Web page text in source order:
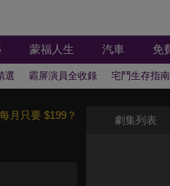
蒙福人生 汽車 免
選 霸屏演員全收錄 宅鬥生存指南
月只要 $199？ 劇集列表